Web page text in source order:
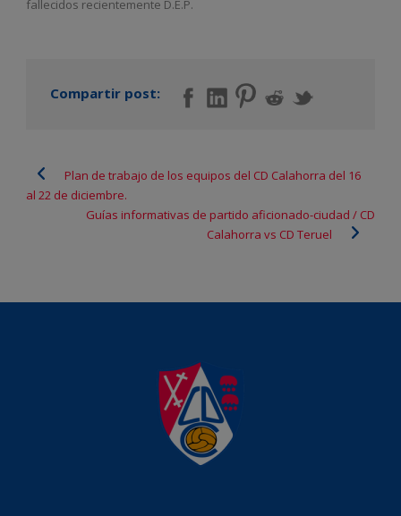
fallecidos recientemente D.E.P.
Compartir post:
Plan de trabajo de los equipos del CD Calahorra del 16
al 22 de diciembre.
Guías informativas de partido aficionado-ciudad / CD
Calahorra vs CD Teruel